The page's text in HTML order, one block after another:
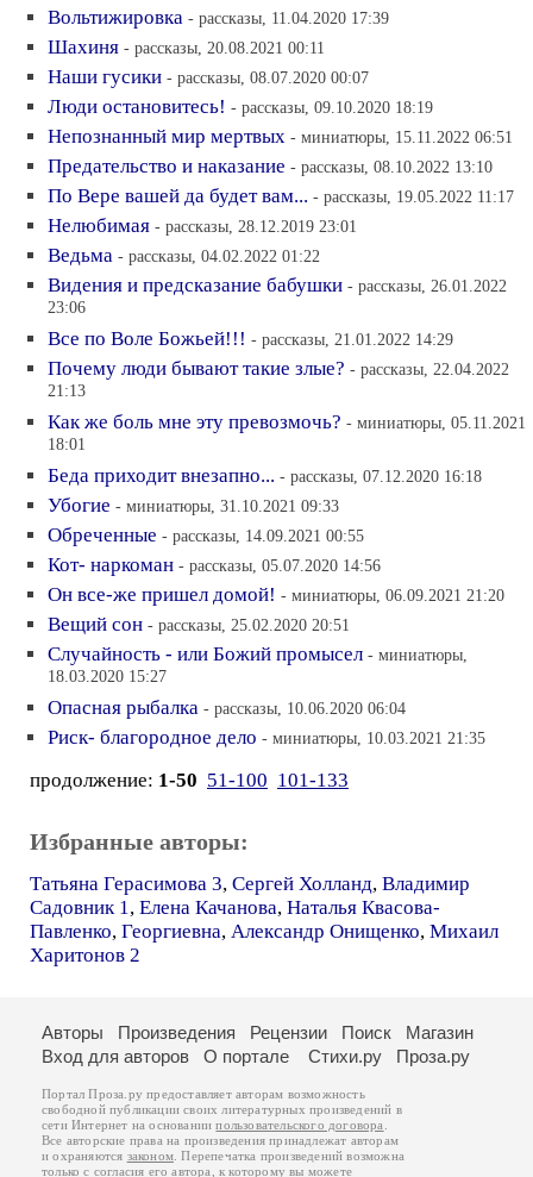
Вольтижировка - рассказы, 11.04.2020 17:39
Шахиня - рассказы, 20.08.2021 00:11
Наши гусики - рассказы, 08.07.2020 00:07
Люди остановитесь! - рассказы, 09.10.2020 18:19
Непознанный мир мертвых - миниатюры, 15.11.2022 06:51
Предательство и наказание - рассказы, 08.10.2022 13:10
По Вере вашей да будет вам... - рассказы, 19.05.2022 11:17
Нелюбимая - рассказы, 28.12.2019 23:01
Ведьма - рассказы, 04.02.2022 01:22
Видения и предсказание бабушки - рассказы, 26.01.2022
23:06
Все по Воле Божьей!!! - рассказы, 21.01.2022 14:29
Почему люди бывают такие злые? - рассказы, 22.04.2022
21:13
Как же боль мне эту превозмочь? - миниатюры, 05.11.2021
18:01
Беда приходит внезапно... - рассказы, 07.12.2020 16:18
Убогие - миниатюры, 31.10.2021 09:33
Обреченные - рассказы, 14.09.2021 00:55
Кот- наркоман - рассказы, 05.07.2020 14:56
Он все-же пришел домой! - миниатюры, 06.09.2021 21:20
Вещий сон - рассказы, 25.02.2020 20:51
Случайность - или Божий промысел - миниатюры,
18.03.2020 15:27
Опасная рыбалка - рассказы, 10.06.2020 06:04
Риск- благородное дело - миниатюры, 10.03.2021 21:35
продолжение: 1-50 51-100 101-133
Избранные авторы:
Татьяна Герасимова 3, Сергей Холланд, Владимир
Садовник 1, Елена Качанова, Наталья Квасова-
Павленко, Георгиевна, Александр Онищенко, Михаил
Харитонов 2
Авторы Произведения Рецензии Поиск
Магазин
Вход для авторов
О портале Стихи.ру Проза.ру
Портал Проза.ру предоставляет авторам возможность
свободной публикации своих литературных произведений в
сети Интернет на основаниипользовательского договора
Все авторские права на произведения принадлежат авторам
и охраняются законом . Перепечатка произведений возможна
только с согласия его автора, к которому вы можете